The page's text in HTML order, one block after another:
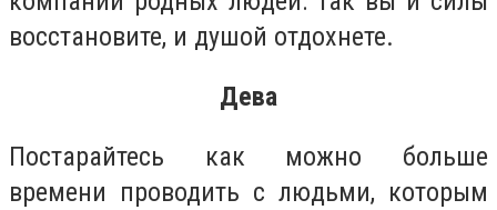
восстановите, и душой отдохнете.
Дева
Постарайтесь как можно больше
времени проводить с людьми, которым